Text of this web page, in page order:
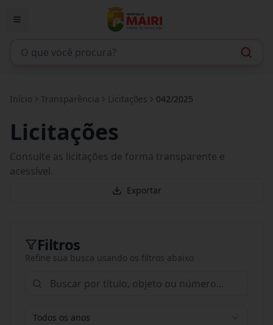
Início Transparência Licitações 042/2025
Licitações
Consulte as licitações de forma transparente e
acessível.
Exportar
Filtros
Refine sua busca usando os filtros abaixo
Todos os anos